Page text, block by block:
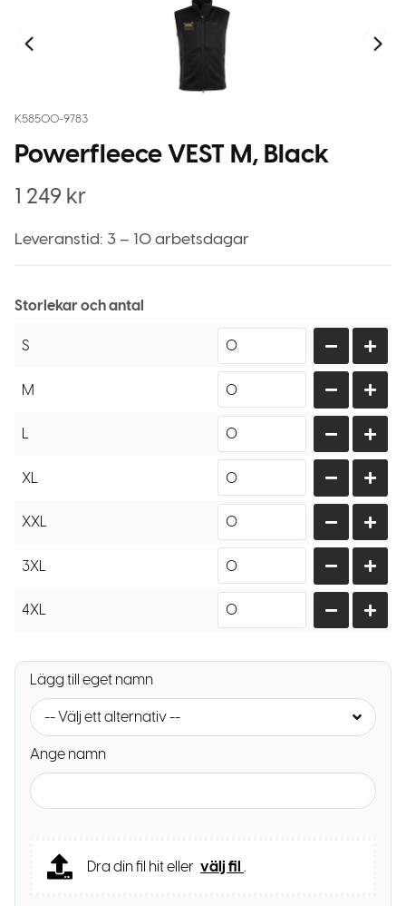
K58500-9783
Powerfleece VEST M, Black
1 249 kr
Leveranstid: 3 – 10 arbetsdagar
Storlekar och antal
S
M
L
XL
XXL
3XL
4XL
Lägg till eget namn
-- Välj ett alternativ --
Ange namn
Dra din fil hit eller välj fil .